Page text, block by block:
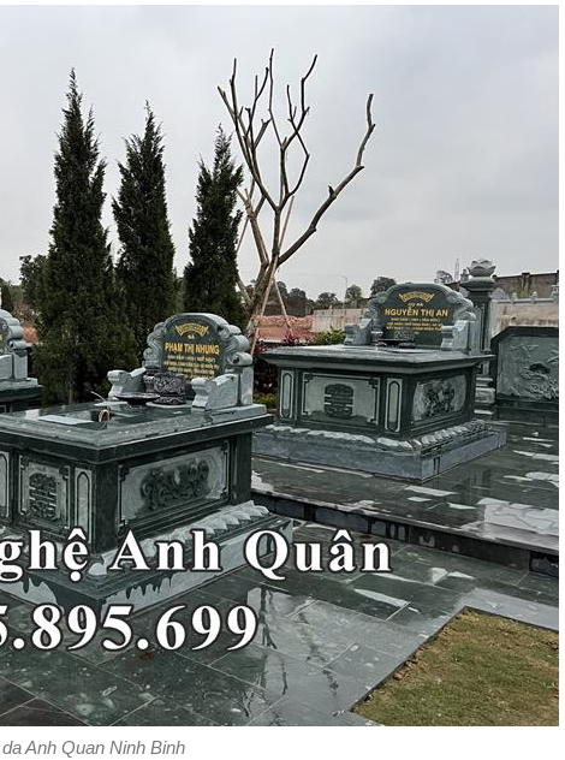
Anh Quan Ninh Binh